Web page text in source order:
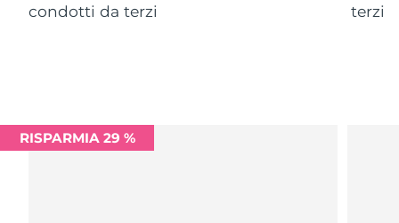
condotti da terzi
terzi
RISPARMIA 29 %
Kazakistan 8/10/26
Libano